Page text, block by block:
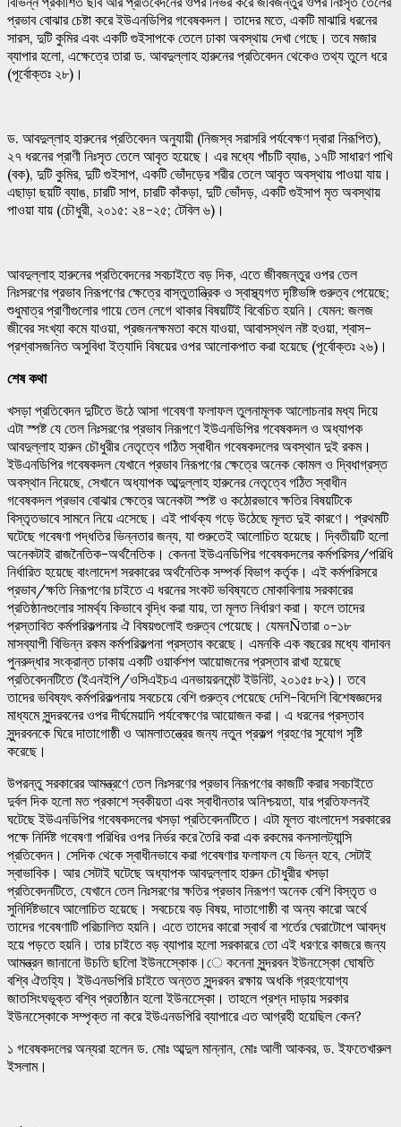
প্রভাব বোঝার চেষ্টা করে ইউএনডিপির গবেষকদল। তাদের মতে, একটি মাঝারি ধরনের
সারস, দুটি কুমির এবং একটি গুইসাপকে তেলে ঢাকা অবস্থায় দেখা গেছে। তবে মজার
ব্যাপার হলো, এক্ষেত্রে তারা ড. আবদুল্লাহ হারুনের প্রতিবেদন থেকেও তথ্য তুলে ধরে
(পূর্বোক্তঃ ২৮)।
ড. আবদুল্লাহ হারুনের প্রতিবেদন অনুযায়ী (নিজস্ব সরাসরি পর্যবেক্ষণ দ্বারা নিরূপিত),
২৭ ধরনের প্রাণী নিঃসৃত তেলে আবৃত হয়েছে। এর মধ্যে পাঁচটি ব্যাঙ, ১৭টি সাধারণ পাখি
(বক), দুটি কুমির, দুটি গুইসাপ, একটি ভোঁদড়ের শরীর তেলে আবৃত অবস্থায় পাওয়া যায়।
এছাড়া ছয়টি ব্যাঙ, চারটি সাপ, চারটি কাঁকড়া, দুটি ভোঁদড়, একটি গুইসাপ মৃত অবস্থায়
পাওয়া যায় (চৌধুরী, ২০১৫: ২৪-২৫; টেবিল ৬)।
আবদুল্লাহ হারুনের প্রতিবেদনের সবচাইতে বড় দিক, এতে জীবজন্তুর ওপর তেল
নিঃসরণের প্রভাব নিরূপণের ক্ষেত্রে বাস্তুতান্ত্রিক ও স্বাস্থ্যগত দৃষ্টিভঙ্গি গুরুত্ব পেয়েছে;
শুধুমাত্র প্রাণীগুলোর গায়ে তেল লেগে থাকার বিষয়টিই বিবেচিত হয়নি। যেমন: জলজ
জীবের সংখ্যা কমে যাওয়া, প্রজননক্ষমতা কমে যাওয়া, আবাসস্থল নষ্ট হওয়া, শ্বাস-
প্রশ্বাসজনিত অসুবিধা ইত্যাদি বিষয়ের ওপর আলোকপাত করা হয়েছে (পূর্বোক্তঃ ২৬)।
শেষকথা
খসড়া প্রতিবেদন দুটিতে উঠে আসা গবেষণা ফলাফল তুলনামূলক আলোচনার মধ্য দিয়ে
এটা স্পষ্ট যে তেল নিঃসরণের প্রভাব নিরূপণে ইউএনডিপির গবেষকদল ও অধ্যাপক
আবদুল্লাহ হারুন চৌধুরীর নেতৃত্বে গঠিত স্বাধীন গবেষকদলের অবস্থান দুই রকম।
ইউএনডিপির গবেষকদল যেখানে প্রভাব নিরূপণের ক্ষেত্রে অনেক কোমল ও দ্বিধাগ্রস্ত
অবস্থান নিয়েছে, সেখানে অধ্যাপক আব্দুল্লাহ হারুনের নেতৃত্বে গঠিত স্বাধীন
গবেষকদল প্রভাব বোঝার ক্ষেত্রে অনেকটা স্পষ্ট ও কঠোরভাবে ক্ষতির বিষয়টিকে
বিস্তৃতভাবে সামনে নিয়ে এসেছে। এই পার্থক্য গড়ে উঠেছে মূলত দুই কারণে। প্রথমটি
ঘটেছে গবেষণা পদ্ধতির ভিন্নতার জন্য, যা শুরুতেই আলোচিত হয়েছে। দ্বিতীয়টি হলো
অনেকটাই রাজনৈতিক-অর্থনৈতিক। কেননা ইউএনডিপির গবেষকদলের কর্মপরিসর/পরিধি
নির্ধারিত হয়েছে বাংলাদেশ সরকারের অর্থনৈতিক সম্পর্ক বিভাগ কর্তৃক। এই কর্মপরিসরে
প্রভাব/ক্ষতি নিরূপণের চাইতে এ ধরনের সংকট ভবিষ্যতে মোকাবিলায় সরকারের
প্রতিষ্ঠানগুলোর সামর্থ্য কিভাবে বৃদ্ধি করা যায়, তা মূলত নির্ধারণ করা। ফলে তাদের
প্রস্তাবিত কর্মপরিকল্পনায় ঐ বিষয়গুলোই গুরুত্ব পেয়েছে। যেমনÑতারা ০-১৮
মাসব্যাপী বিভিন্ন রকম কর্মপরিকল্পনা প্রস্তাব করেছে। এমনকি এক বছরের মধ্যে বাদাবন
পুনরুদ্ধার সংক্রান্ত ঢাকায় একটি ওয়ার্কশপ আয়োজনের প্রস্তাব রাখা হয়েছে
প্রতিবেদনটিতে (ইএনইপি/ওসিএইচএ এনভায়রনমেন্ট ইউনিট, ২০১৫ঃ ৮২)। তবে
তাদের ভবিষ্যৎ কর্মপরিকল্পনায় সবচেয়ে বেশি গুরুত্ব পেয়েছে দেশি-বিদেশি বিশেষজ্ঞদের
মাধ্যমে সুন্দরবনের ওপর দীর্ঘমেয়াদি পর্যবেক্ষণের আয়োজন করা। এ ধরনের প্রস্তাব
সুন্দরবনকে ঘিরে দাতাগোষ্ঠী ও আমলাতন্ত্রের জন্য নতুন প্রকল্প গ্রহণের সুযোগ সৃষ্টি
করেছে।
উপরন্তু সরকারের আমন্ত্রণে তেল নিঃসরণের প্রভাব নিরূপণের কাজটি করার সবচাইতে
দুর্বল দিক হলো মত প্রকাশে স্বকীয়তা এবং স্বাধীনতার অনিশ্চয়তা, যার প্রতিফলনই
ঘটেছে ইউএনডিপির গবেষকদলের খসড়া প্রতিবেদনটিতে। এটা মূলত বাংলাদেশ সরকারের
পক্ষে নির্দিষ্ট গবেষণা পরিধির ওপর নির্ভর করে তৈরি করা এক রকমের কনসালট্যান্সি
প্রতিবেদন। সেদিক থেকে স্বাধীনভাবে করা গবেষণার ফলাফল যে ভিন্ন হবে, সেটাই
স্বাভাবিক। আর সেটাই ঘটেছে অধ্যাপক আবদুল্লাহ হারুন চৌধুরীর খসড়া
প্রতিবেদনটিতে, যেখানে তেল নিঃসরণের ক্ষতির প্রভাব নিরূপণ অনেক বেশি বিস্তৃত ও
সুনির্দিষ্টভাবে আলোচিত হয়েছে। সবচেয়ে বড় বিষয়, দাতাগোষ্ঠী বা অন্য কারো অর্থে
তাদের গবেষণাটি পরিচালিত হয়নি। এতে তাদের কারো স্বার্থ বা শর্তের ঘেরাটোপে আবদ্ধ
হয়ে পড়তে হয়নি। তার চাইতে বড় ব্যাপার হলো সরকাররে তো এই ধরণরে কাজরে জন্য
আমন্ত্রন জানানো উচতি ছলিো ইউনস্কেোক।ে কনেনা সুন্দরবন ইউনস্কেো ঘোষতি
বশ্বি ঐতহ্যি। ইউএনডপিরি চাইতে অন্তত সুন্দরবন রক্ষায় অধকি গ্রহণযোগ্য
জাতসিংঘভূক্ত বশ্বি প্রতষ্ঠিান হলো ইউনস্কেো। তাহলে প্রশ্ন দাড়ায় সরকার
ইউনস্কেোকে সম্পৃক্ত না করে ইউএনডপিরি ব্যাপারে এত আগ্রহী হয়েছিল কেন?
১ গবেষকদলের অন্যরা হলেন ড. মোঃ আব্দুল মান্নান, মোঃ আলী আকবর, ড. ইফতেখারুল
ইসলাম।